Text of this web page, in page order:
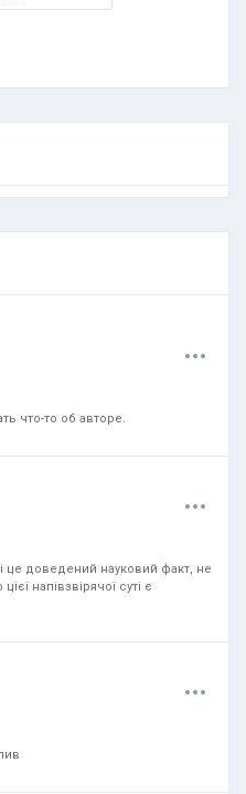
...
что-то об авторе.
...
це доведений науковий факт, не
напівзвірячої суті є
...